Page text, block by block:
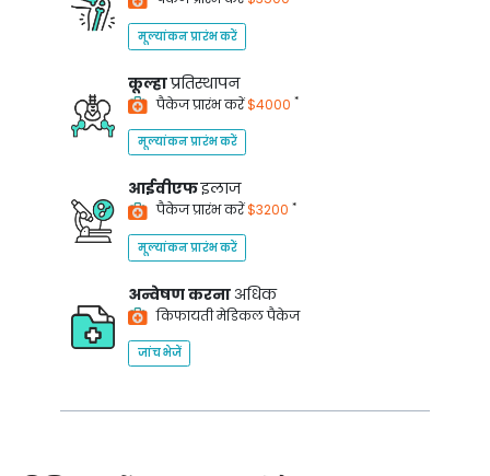
मूल्यांकन प्रारंभ करें
कूल्हाप्रतिस्थापन
पैकेज प्रारंभ करें$4000 *
मूल्यांकन प्रारंभ करें
आईवीएफइलाज
पैकेज प्रारंभ करें$3200 *
मूल्यांकन प्रारंभ करें
अन्वेषण करना अधिक
किफायती मेडिकल पैकेज
जांच भेजें